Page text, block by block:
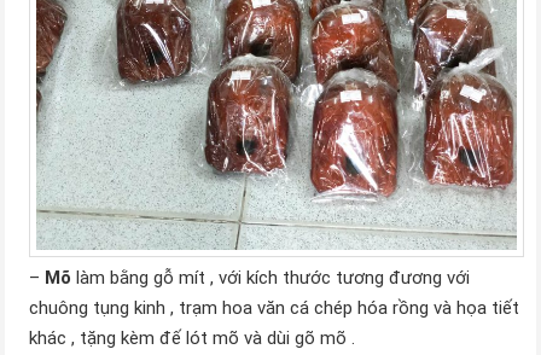
– Mõlàm bằng gỗ mít , với kích thước tương đương với
chuông tụng kinh , trạm hoa văn cá chép hóa rồng và họa tiết
khác , tặng kèm đế lót mõ và dùi gõ mõ .